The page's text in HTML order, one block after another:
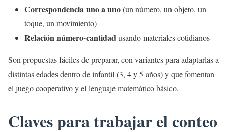
Correspondencia uno a uno(un número, un objeto, un
toque, un movimiento)
Relación número-cantidadusando materiales cotidianos
Son propuestas fáciles de preparar, con variantes para adaptarlas a
distintas edades dentro de infantil (3, 4 y 5 años) y que fomentan
el juego cooperativo y el lenguaje matemático básico.
Claves para trabajar el conteo